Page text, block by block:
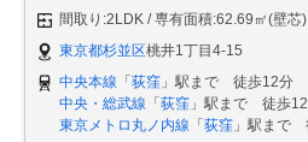
間取り:2LDK
専有面積:62.69㎡(壁芯)
東京都杉並区桃井1丁目4-15
中央本線 「 荻窪 」駅まで 徒歩12分
中央・総武線 「 荻窪 」駅まで 徒歩
東京メトロ丸ノ内線 「 荻窪 」駅まで